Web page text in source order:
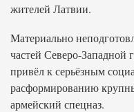
жителей Латвии.
Материально
частей Северо-
привёл к серьёзным
расформированию
армейский спецназ.